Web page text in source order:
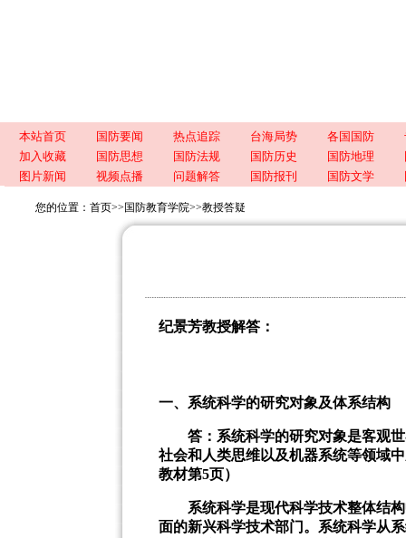
本站首页 国防要闻 热点追踪 台海局势 各国国防
加入收藏
国防思想 国防法规 国防历史 国防地理
图片新闻
视频点播 问题解答 国防报刊 国防文学
您的位置： 首页>> 国防教育学院>>教授答疑
纪景芳教授解答 ：
一、系统科学的研究对象及体系结构
答：系统科学的研究对象是客观世
社会和人类思维以及机器系统等领域
教材第5页）
系统科学是现代科学技术整体结构
面的新兴科学技术部门。系统科学从